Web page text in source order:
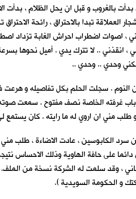
بالغروب و قبل ان يحل الظلام ، بدأت
العملاقة تبدا بالاحتراق ، رائحة
، اصوات اضطراب احراش الغابة تزداد
، انقذني .. لا تترك يدي . أميل
وحدي .. وحدي ..
غرفته الخاصة نصف مفتوح . سمعت صوته
و طلب مني ان اروي له ما رايته . كان
سرد الكابوسين ، عادت الاضاءة ، طلب
على حافة الهاوية وذلك الاحساس
، وقد سلمت له الشركة نسخة من الملف.
و الحكومة السويدية ).